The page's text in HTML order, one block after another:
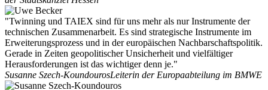
"Twinning und TAIEX sind für uns mehr als nur Instrumente der
technischen Zusammenarbeit. Es sind strategische Instrumente im
Erweiterungsprozess und in der europäischen Nachbarschaftspolitik.
Gerade in Zeiten geopolitischer Unsicherheit und vielfältiger
Herausforderungen ist das wichtiger denn je."
Susanne Szech-KoundourosLeiterin der Europaabteilung im BMWE